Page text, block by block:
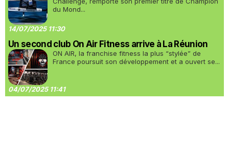
du Mond...
14/07/2025 11:30
Un second club On Air Fitness arrive à La Réunion
ON AIR, la franchise fitness la plus “stylée” de
France poursuit son développement et a ouvert se...
04/07/2025 11:41